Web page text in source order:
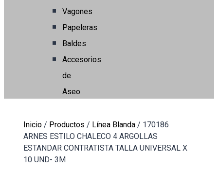
Vagones
Papeleras
Baldes
Accesorios
de
Aseo
Inicio / Productos / Línea Blanda / 170186
ARNES ESTILO CHALECO 4 ARGOLLAS
ESTANDAR CONTRATISTA TALLA UNIVERSAL X
10 UND- 3M